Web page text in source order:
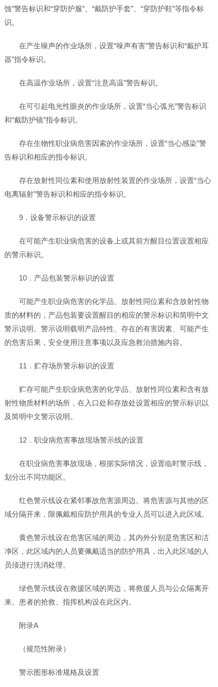
蚀”警告标识和“穿防护服”、“戴防护手套”、“穿防护鞋”等指令标
识。
在产生噪声的作业场所，设置“噪声有害”警告标识和“戴护耳
器”指令标识。
在高温作业场所，设置“注意高温”警告标识。
在可引起电光性眼炎的作业场所，设置“当心弧光”警告标识
和“戴防护镜”指令标识。
存在生物性职业病危害因索的作业场所，设置“当心感染”警
告标识和相应的指令标识。
存在放射性同位素和使用放射性装置的作业场所，设置“当心
电离辐射”警告标识和相应的指令标识。
9．设备警示标识的设置
在可能产生职业病危害的设备上或其前方醒目位置设置相应
的警示标识。
10．产品包装警示标识的设置
可能产生职业病危害的化学品、放射性同位素和含放射性物
质的材料的，产品包装要设置醒目的相应的警示标识和简明中文
警示说明。警示说明载明产品特性、存在的有害因素、可能产生
的危害后果，安全使用注意事项以及应急救治措施内容。
11．贮存场所警示标识的设置
贮存可能产生职业病危害的化学品、放射性同位素和含有放
射性物质材料的场所，在入口处和存放处设置相应的警示标识以
及简明中文警示说明。
12．职业病危害事故现场警示线的设置
在职业病危害事故现场，根据实际情况，设置临时警示线，
划分出不同功能区。
红色警示线设在紧邻事故危害源周边。将危害源与其他的区
域分隔开来，限佩戴相应防护用具的专业人员可以进入此区域。
黄色警示线设在危害区域的周边，其内外分别是危害区和洁
净区，此区域内的人员要佩戴适当的防护用具，出入此区域的人
员须进行洗消处理。
绿色警示线设在救援区域的周边，将救援人员与公众隔离开
来。患者的抢救、指挥机构设在此区内。
附录A
（规范性附录）
警示图形标准规格及设置